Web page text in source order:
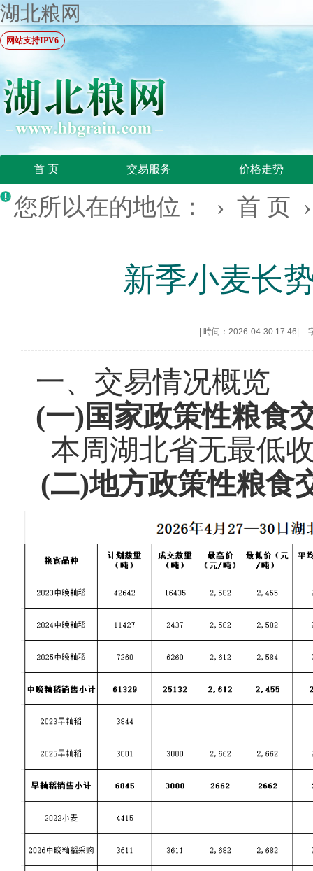
湖北粮网
网站支持IPV6
首 页 交易服务 价格走势
您所以在的地位： › 首 页
新季小麦长
時间：2026-04-30 17:46
一、交易情况概览
(一)国家政策性粮食
本周湖北省无最低
(二)地方政策性粮食